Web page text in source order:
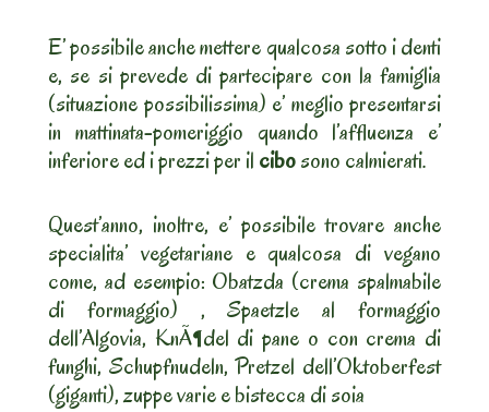
E’ possibile anche mettere qualcosa sotto i denti
e, se si prevede di partecipare con la famiglia
(situazione possibilissima) e’ meglio presentarsi
in mattinata-pomeriggio quando l’affluenza e’
inferiore ed i prezzi per il cibosono calmierati.
Quest’anno, inoltre, e’ possibile trovare anche
specialita’ vegetariane e qualcosa di vegano
come, ad esempio: Obatzda (crema spalmabile
di formaggio) , Spaetzle al formaggio
dell’Algovia, KnÃ¶del di pane o con crema di
funghi, Schupfnudeln, Pretzel dell’Oktoberfest
(giganti), zuppe varie e bistecca di soia